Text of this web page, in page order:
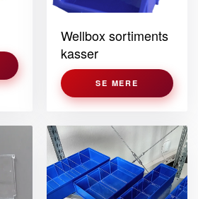
Wellbox sortiments
kasser
SE MERE